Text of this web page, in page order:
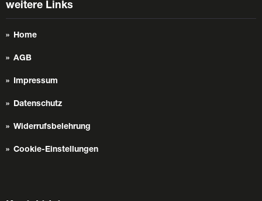
weitere Links
Home
AGB
Impressum
Datenschutz
Widerrufsbelehrung
Cookie-Einstellungen